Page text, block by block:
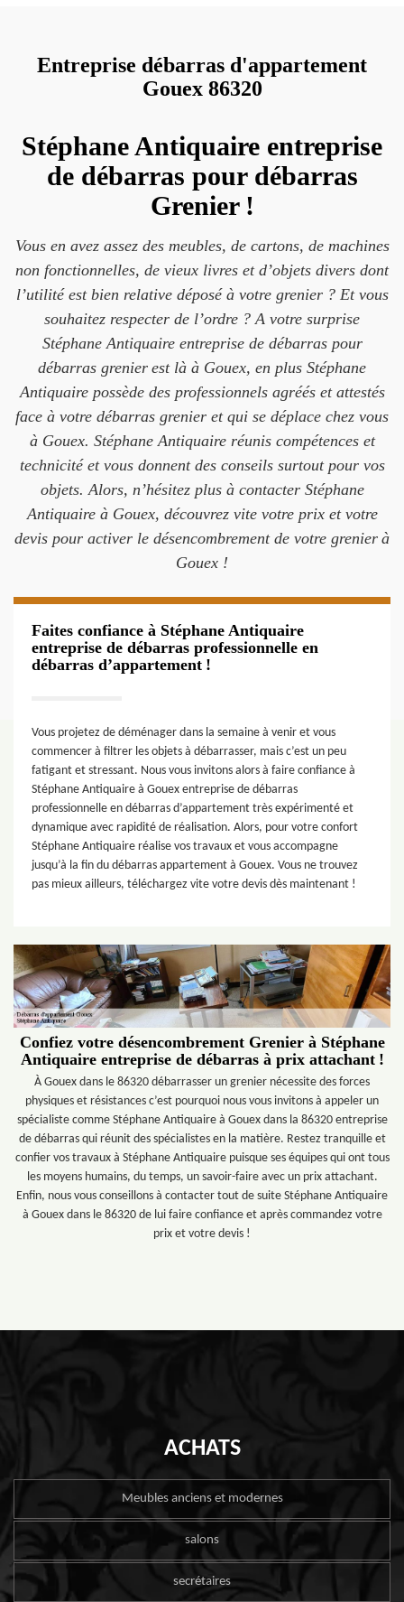
Entreprise débarras d'appartement
Gouex 86320
Stéphane Antiquaire entreprise
de débarras pour débarras
Grenier !
Vous en avez assez des meubles, de cartons, de machines
non fonctionnelles, de vieux livres et d’objets divers dont
l’utilité est bien relative déposé à votre grenier ? Et vous
souhaitez respecter de l’ordre ? A votre surprise
Stéphane Antiquaire entreprise de débarras pour
débarras grenier est là à Gouex, en plus Stéphane
Antiquaire possède des professionnels agréés et attestés
face à votre débarras grenier et qui se déplace chez vous
à Gouex. Stéphane Antiquaire réunis compétences et
technicité et vous donnent des conseils surtout pour vos
objets. Alors, n’hésitez plus à contacter Stéphane
Antiquaire à Gouex, découvrez vite votre prix et votre
devis pour activer le désencombrement de votre grenier à
Gouex !
Faites confiance à Stéphane Antiquaire
entreprise de débarras professionnelle en
débarras d’appartement !
Vous projetez de déménager dans la semaine à venir et vous
commencer à filtrer les objets à débarrasser, mais c’est un peu
fatigant et stressant. Nous vous invitons alors à faire confiance à
Stéphane Antiquaire à Gouex entreprise de débarras
professionnelle en débarras d’appartement très expérimenté et
dynamique avec rapidité de réalisation. Alors, pour votre confort
Stéphane Antiquaire réalise vos travaux et vous accompagne
jusqu’à la fin du débarras appartement à Gouex. Vous ne trouvez
pas mieux ailleurs, téléchargez vite votre devis dès maintenant !
Confiez votre désencombrement Grenier à Stéphane
Antiquaire entreprise de débarras à prix attachant !
À Gouex dans le 86320 débarrasser un grenier nécessite des forces
physiques et résistances c’est pourquoi nous vous invitons à appeler un
spécialiste comme Stéphane Antiquaire à Gouex dans la 86320 entreprise
de débarras qui réunit des spécialistes en la matière. Restez tranquille et
confier vos travaux à Stéphane Antiquaire puisque ses équipes qui ont tous
les moyens humains, du temps, un savoir-faire avec un prix attachant.
Enfin, nous vous conseillons à contacter tout de suite Stéphane Antiquaire
à Gouex dans le 86320 de lui faire confiance et après commandez votre
prix et votre devis !
ACHATS
Meubles anciens et modernes
salons
secrétaires